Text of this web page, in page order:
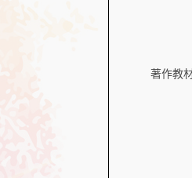
著作教